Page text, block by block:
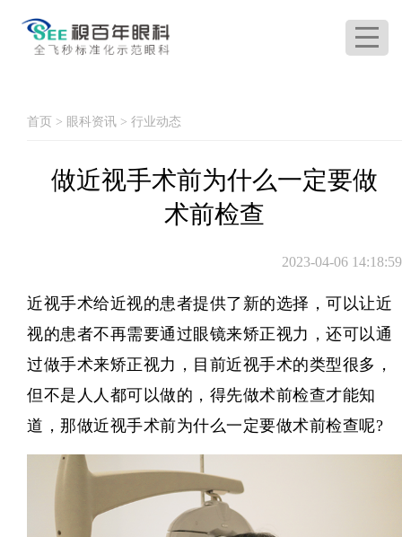
首页 > 眼科资讯 > 行业动态
做近视手术前为什么一定要做
术前检查
2023-04-06 14:18:59
近视手术给近视的患者提供了新的选择，可以让近
视的患者不再需要通过眼镜来矫正视力，还可以通
过做手术来矫正视力，目前近视手术的类型很多，
但不是人人都可以做的，得先做术前检查才能知
道，那做近视手术前为什么一定要做术前检查呢?